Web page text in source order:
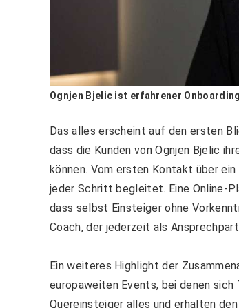
Ognjen Bjelic ist erfahrener
Das alles erscheint auf den ersten
dass die Kunden von Ognjen Bjelic
können. Vom ersten Kontakt über
jeder Schritt begleitet. Eine Online-
dass selbst Einsteiger ohne
Coach, der jederzeit als
Ein weiteres Highlight der
europaweiten Events, bei denen sich
Quereinsteiger alles und erhalten